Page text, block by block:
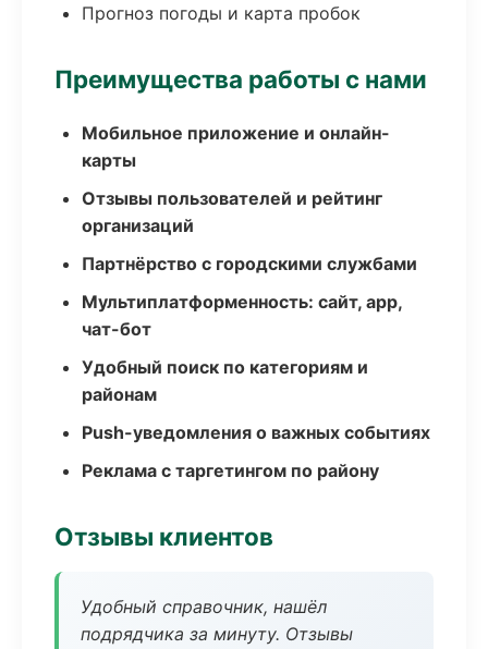
Прогноз погоды и карта пробок
Преимущества работы с нами
Мобильное приложение и онлайн-
карты
Отзывы пользователей и рейтинг
организаций
Партнёрство с городскими службами
Мультиплатформенность: сайт, app,
чат-бот
Удобный поиск по категориям и
районам
Push-уведомления о важных событиях
Реклама с таргетингом по району
Отзывы клиентов
Удобный справочник, нашёл
подрядчика за минуту. Отзывы